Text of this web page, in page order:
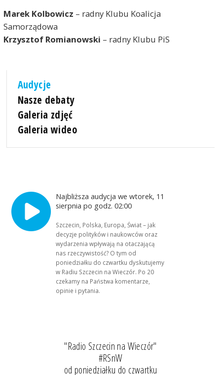
Marek Kolbowicz – radny Klubu Koalicja
Samorządowa
Krzysztof Romianowski – radny Klubu PiS
Audycje
Nasze debaty
Galeria zdjęć
Galeria wideo
Najbliższa audycja we wtorek, 11
sierpnia po godz. 02:00
Szczecin, Polska, Europa, Świat – jak
decyzje polityków i naukowców oraz
wydarzenia wpływają na otaczającą
nas rzeczywistość? O tym od
poniedziałku do czwartku dyskutujemy
w Radiu Szczecin na Wieczór. Po 20
czekamy na Państwa komentarze,
opinie i pytania.
"Radio Szczecin na Wieczór"
#RSnW
od poniedziałku do czwartku